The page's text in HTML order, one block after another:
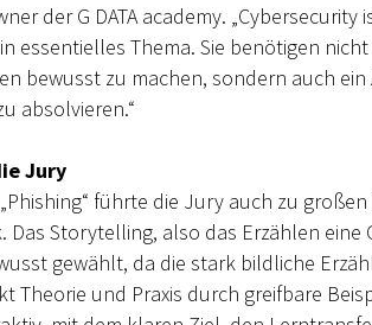
der G DATA academy. „Cybersecurity
essentielles Thema. Sie benötigen
bewusst zu machen, sondern auch ein
absolvieren.“
Jury
führte die Jury auch zu
Storytelling, also das Erzählen eine
gewählt, da die stark bildliche
Theorie und Praxis durch greifbare